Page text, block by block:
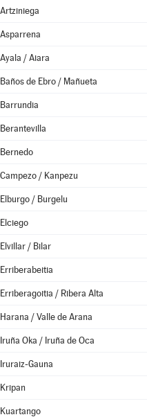
Artziniega
Asparrena
Ayala / Aiara
Baños de Ebro / Mañueta
Barrundia
Berantevilla
Bernedo
Campezo / Kanpezu
Elburgo / Burgelu
Elciego
Elvillar / Bilar
Erriberabeitia
Erriberagoitia / Ribera Alta
Harana / Valle de Arana
Iruña Oka / Iruña de Oca
Iruraiz-Gauna
Kripan
Kuartango